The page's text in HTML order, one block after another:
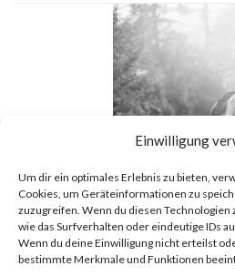
Einwilligung
Um dir ein optimales Erlebnis zu bieten,
Cookies, um Geräteinformationen zu
zuzugreifen. Wenn du diesen
wie das Surfverhalten oder eindeutige IDs
Wenn du deine Einwilligung nicht erteilst
bestimmte Merkmale und Funktionen